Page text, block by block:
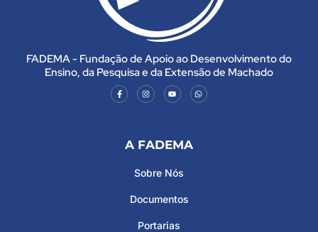
FADEMA - Fundação de Apoio ao Desenvolvimento do
Ensino, da Pesquisa e da Extensão de Machado
A FADEMA
Sobre Nós
Documentos
Portarias